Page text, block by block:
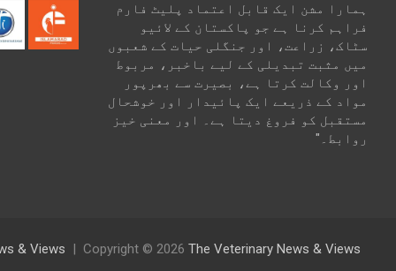
ہمارا مشن ایک قابل اعتماد پلیٹ فارم
فراہم کرنا ہے جو پاکستان کے لائیو
سٹاک، زراعت، اور جنگلی حیات کے شعبوں
میں مثبت تبدیلی کے لیے باخبر، مربوط
اور وکالت کرتا ہے، بصیرت سے بھرپور
مواد کے ذریعے ایک پائیدار اور خوشحال
مستقبل کو فروغ دیتا ہے۔ اور معنی خیز
روابط۔"
Copyright © 2026 The Veterinary News & Views
& Views